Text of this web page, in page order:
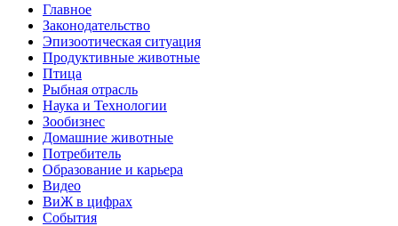
Главное
Законодательство
Эпизоотическая ситуация
Продуктивные животные
Птица
Рыбная отрасль
Наука и Технологии
Зообизнес
Домашние животные
Потребитель
Образование и карьера
Видео
ВиЖ в цифрах
События